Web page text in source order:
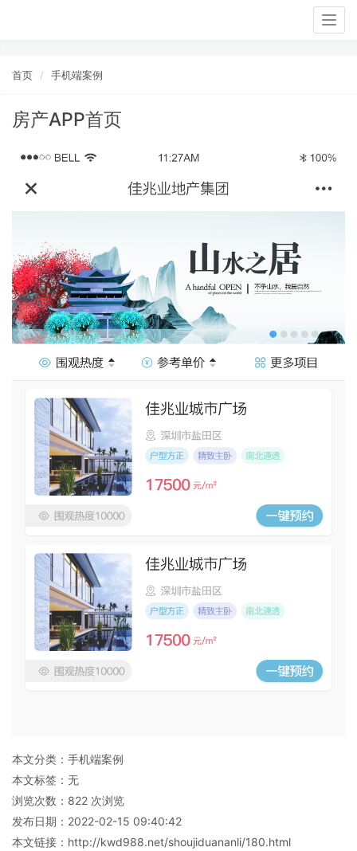
首页 手机端案例
房产APP首页
本文分类： 手机端案例
本文标签：无
浏览次数： 822 次浏览
发布日期：2022-02-15 09:40:42
本文链接： http://kwd988.net/shoujiduananli/180.html